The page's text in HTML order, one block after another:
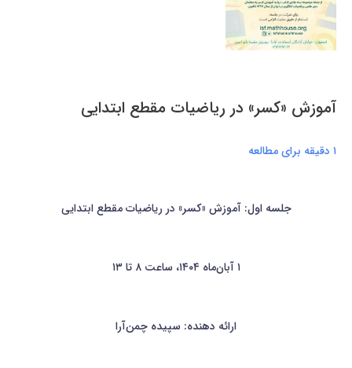
آموزش «کسر» در ریاضیات مقطع ابتدایی
۱ دقیقه برای مطالعه
جلسه اول: آموزش «کسر» در ریاضیات مقطع ابتدایی
۱ آبان‌ماه ۱۴۰۴، ساعت ۸ تا ۱۳
ارائه دهنده: سپیده چمن‌آرا